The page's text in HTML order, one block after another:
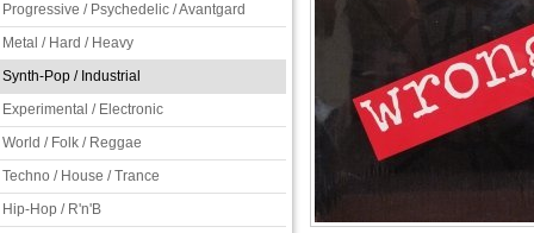
Progressive / Psychedelic / Avantgard
Metal / Hard / Heavy
Synth-Pop / Industrial
Experimental / Electronic
World / Folk / Reggae
Techno / House / Trance
Hip-Hop / R'n'B